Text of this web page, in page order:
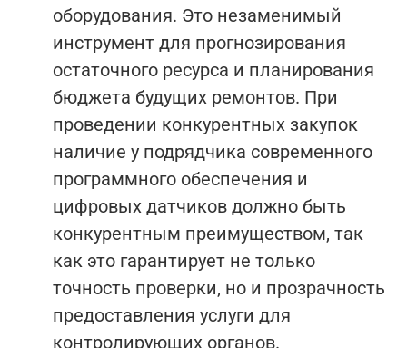
оборудования. Это незаменимый
инструмент для прогнозирования
остаточного ресурса и планирования
бюджета будущих ремонтов. При
проведении конкурентных закупок
наличие у подрядчика современного
программного обеспечения и
цифровых датчиков должно быть
конкурентным преимуществом, так
как это гарантирует не только
точность проверки, но и прозрачность
предоставления услуги для
контролирующих органов.